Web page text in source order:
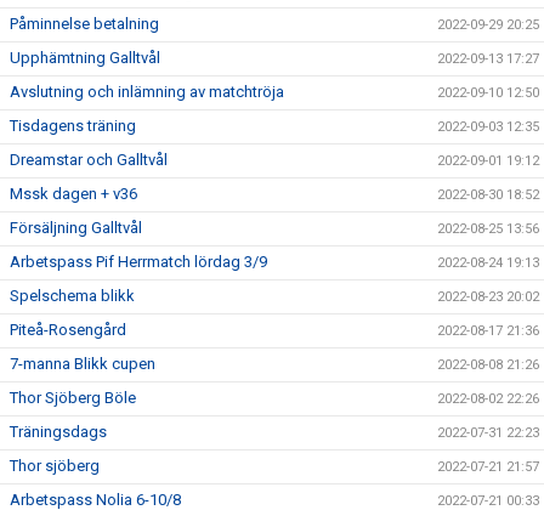
Påminnelse betalning 2022-09-29 20:25
Upphämtning Galltvål 2022-09-13 17:27
Avslutning och inlämning av matchtröja 2022-09-10 12:50
Tisdagens träning 2022-09-03 12:35
Dreamstar och Galltvål 2022-09-01 19:12
Mssk dagen + v36 2022-08-30 18:52
Försäljning Galltvål 2022-08-25 13:56
Arbetspass Pif Herrmatch lördag 3/9 2022-08-24 19:13
Spelschema blikk 2022-08-23 20:02
Piteå-Rosengård 2022-08-17 21:36
7-manna Blikk cupen 2022-08-08 21:26
Thor Sjöberg Böle 2022-08-02 22:26
Träningsdags 2022-07-31 22:23
Thor sjöberg 2022-07-21 21:57
Arbetspass Nolia 6-10/8 2022-07-21 00:33